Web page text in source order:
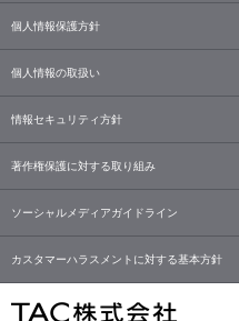
個人情報保護方針
個人情報の取扱い
情報セキュリティ方針
著作権保護に対する取り組み
ソーシャルメディアガイドライン
カスタマーハラスメントに対する基本方針